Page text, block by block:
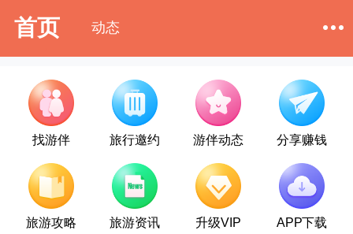
首页 动态
找游伴 旅行邀约 游伴动态 分享赚钱
旅游攻略 旅游资讯 升级VIP APP下载